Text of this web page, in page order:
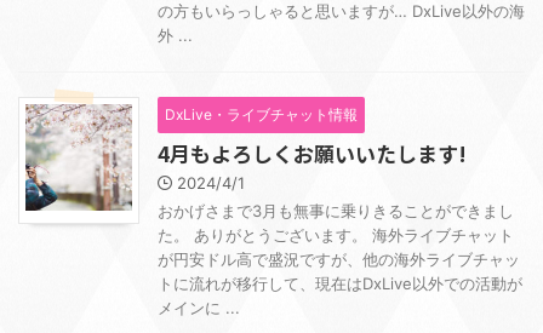
の方もいらっしゃると思いますが… DxLive以外の海
外 ...
DxLive・ライブチャット情報
4月もよろしくお願いいたします!
2024/4/1
おかげさまで3月も無事に乗りきることができまし
た。 ありがとうございます。 海外ライブチャット
が円安ドル高で盛況ですが、他の海外ライブチャッ
トに流れが移行して、現在はDxLive以外での活動が
メインに ...